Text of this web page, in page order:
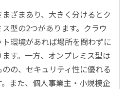
ざまあり、大きく分けるとク
型の2つがあります。クラウ
環境があれば場所を問わずに
す。一方、オンプレミス型は
の、セキュリティ性に優れる
また、個人事業主・小規模企